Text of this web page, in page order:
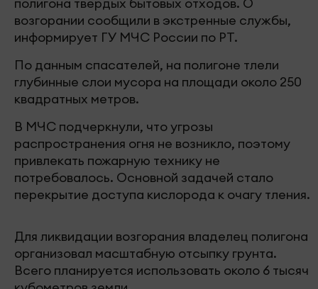
полигона твердых бытовых отходов. О
возгорании сообщили в экстренные службы,
информирует ГУ МЧС России по РТ.
По данным спасателей, на полигоне тлели
глубинные слои мусора на площади около 250
квадратных метров.
В МЧС подчеркнули, что угрозы
распространения огня не возникло, поэтому
привлекать пожарную технику не
потребовалось. Основной задачей стало
перекрытие доступа кислорода к очагу тления.
Для ликвидации возгорания владелец полигона
организовал масштабную отсыпку грунта.
Всего планируется использовать около 6 тысяч